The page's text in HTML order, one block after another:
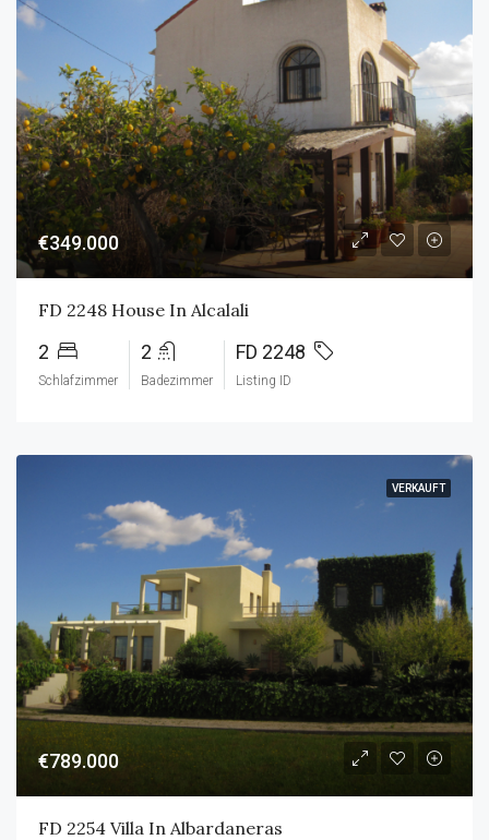
€349.000
FD 2248 House In Alcalali
2
Schlafzimmer
2
Badezimmer
FD 2248
Listing ID
VERKAUFT
€789.000
FD 2254 Villa In Albardaneras